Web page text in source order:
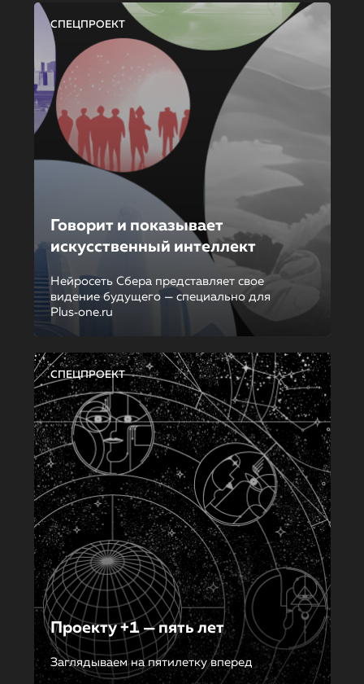
СПЕЦПРОЕКТ
Говорит и показывает
искусственный интеллект
Нейросеть Сбера представляет свое
видение будущего — специально для
Plus‑one.ru
СПЕЦПРОЕКТ
Проекту +1 — пять лет
Заглядываем на пятилетку вперед